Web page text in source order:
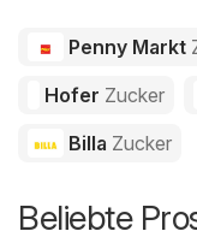
Penny Markt
Hofer Zucker
Billa Zucker
Beliebte